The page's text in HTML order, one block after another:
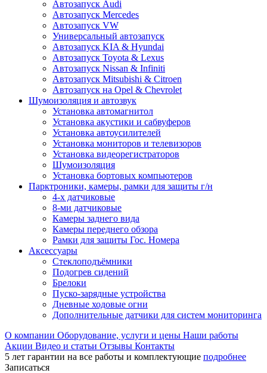
Автозапуск Audi
Автозапуск Mercedes
Автозапуск VW
Универсальный автозапуск
Автозапуск KIA & Hyundai
Автозапуск Toyota & Lexus
Автозапуск Nissan & Infiniti
Автозапуск Mitsubishi & Citroen
Автозапуск на Opel & Chevrolet
Шумоизоляция и автозвук
Установка автомагнитол
Установка акустики и сабвуферов
Установка автоусилителей
Установка мониторов и телевизоров
Установка видеорегистраторов
Шумоизоляция
Установка бортовых компьютеров
Парктроники, камеры, рамки для защиты г/н
4-х датчиковые
8-ми датчиковые
Камеры заднего вида
Камеры переднего обзора
Рамки для защиты Гос. Номера
Аксессуары
Стеклоподъёмники
Подогрев сидений
Брелоки
Пуско-зарядные устройства
Дневные ходовые огни
Дополнительные датчики для систем мониторинга
О компании Оборудование, услуги и цены Наши работы
Акции Видео и статьи Отзывы Контакты
5 лет гарантии на все работы и комплектующие подробнее
Записаться